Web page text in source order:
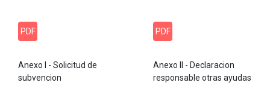
PDF
Anexo I - Solicitud de
subvencion
PDF
Anexo II - Declaracion
responsable otras ayudas